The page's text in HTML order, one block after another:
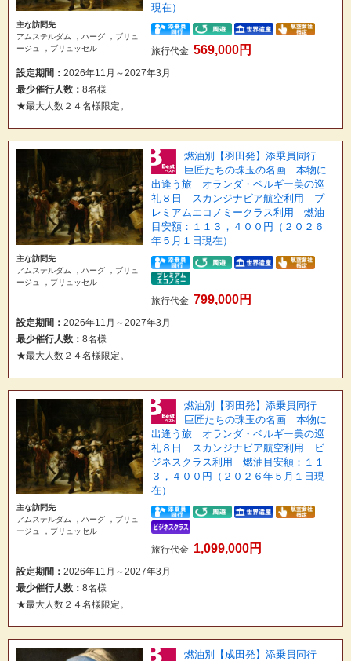
主な訪問先
アムステルダム ，ハーグ ，ブリュ
ージュ ，ブリュッセル
現在）
旅行代金569,000円
設定期間： 2026年11月～2027年3月
最少催行人数： 8名様
★最大人数２４名様限定。
主な訪問先
アムステルダム ，ハーグ ，ブリュ
ージュ ，ブリュッセル
燃油別【羽田発】添乗員同行
巨匠たちの珠玉の名画 本物に
出逢う旅 オランダ・ベルギー美の巡
礼８日 スカンジナビア航空利用 プ
レミアムエコノミークラス利用 燃油
目安額：１１３，４００円（２０２６
年５月１日現在）
旅行代金 799,000円
設定期間： 2026年11月～2027年3月
最少催行人数： 8名様
★最大人数２４名様限定。
主な訪問先
アムステルダム ，ハーグ ，ブリュ
ージュ ，ブリュッセル
燃油別【羽田発】添乗員同行
巨匠たちの珠玉の名画 本物に
出逢う旅 オランダ・ベルギー美の巡
礼８日 スカンジナビア航空利用 ビ
ジネスクラス利用 燃油目安額：１１
３，４００円（２０２６年５月１日現
在）
旅行代金 1,099,000円
設定期間： 2026年11月～2027年3月
最少催行人数： 8名様
★最大人数２４名様限定。
燃油別【成田発】添乗員同行